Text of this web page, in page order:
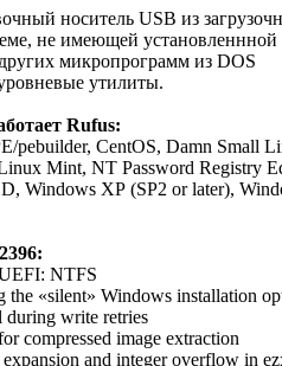
носитель USB из
не имеющей
микропрограмм из DOS
утилиты.
Rufus:
pebuilder, CentOS, Damn Small
Mint, NT Password Registry
Windows XP (SP2 or later),
NTFS
the «silent» Windows installation
during write retries
compressed image extraction
and integer overflow in